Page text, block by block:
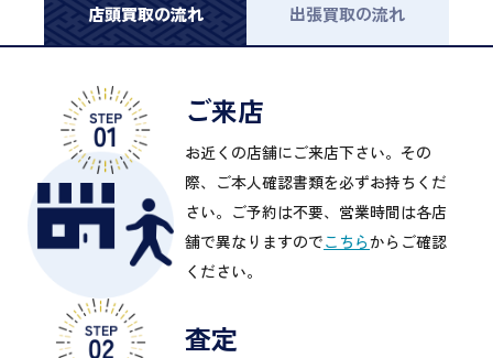
店頭買取の流れ 出張買取の流れ
ご来店
お近くの店舗にご来店下さい。その
際、ご本人確認書類を必ずお持ちくだ
さい。ご予約は不要、営業時間は各店
舗で異なりますのでこちらからご確認
ください。
査定